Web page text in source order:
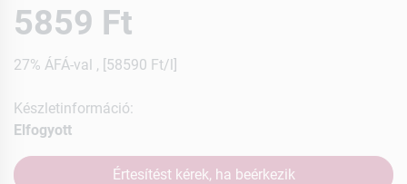
5859 Ft
27% ÁFÁ-val , [58590 Ft/l]
Készletinformáció:
Elfogyott
Értesítést kérek, ha beérkezik